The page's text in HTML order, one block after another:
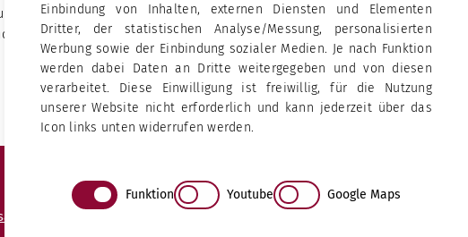
Einbindung von Inhalten, externen Diensten und Elementen
Dritter, der statistischen Analyse/Messung, personalisierten
Werbung sowie der Einbindung sozialer Medien. Je nach Funktion
werden dabei Daten an Dritte weitergegeben und von diesen
verarbeitet. Diese Einwilligung ist freiwillig, für die Nutzung
unserer Website nicht erforderlich und kann jederzeit über das
Icon links unten widerrufen werden.
Funktion Youtube Google Maps